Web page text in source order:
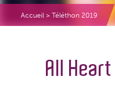
Accueil > Téléthon 2019
All